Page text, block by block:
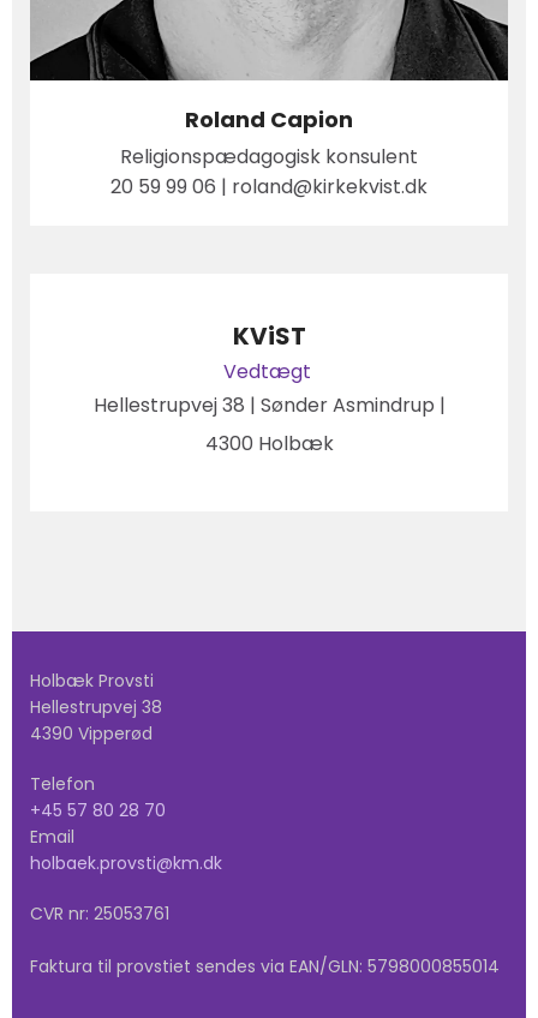
Roland Capion
Religionspædagogisk konsulent
20 59 99 06 | roland@kirkekvist.dk
KViST
Vedtægt
Hellestrupvej 38 | Sønder Asmindrup |
4300 Holbæk
Holbæk Provsti
Hellestrupvej 38
4390 Vipperød
Telefon
+45 57 80 28 70
Email
holbaek.provsti@km.dk
CVR nr: 25053761
Faktura til provstiet sendes via EAN/GLN: 5798000855014